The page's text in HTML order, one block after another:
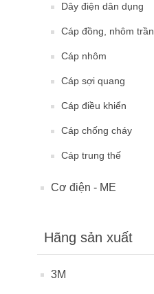
Dây điện dân dụng
Cáp đồng, nhôm trần
Cáp nhôm
Cáp sợi quang
Cáp điều khiển
Cáp chống cháy
Cáp trung thế
Cơ điện - ME
Hãng sản xuất
3M